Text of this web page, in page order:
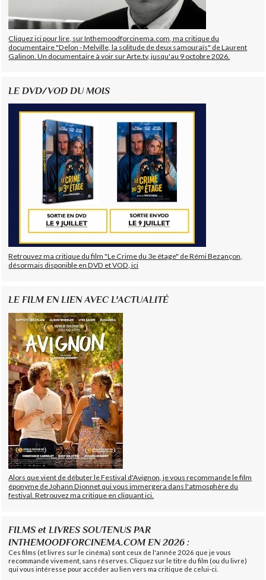
Cliquez ici pour lire, sur Inthemoodforcinema.com, ma critique du
documentaire "Delon - Melville, la solitude de deux samouraïs" de Laurent
Galinon. Un documentaire à voir sur Arte.tv, jusqu'au 9 octobre 2026.
LE DVD/VOD DU MOIS
Retrouvez ma critique du film "Le Crime du 3e étage" de Rémi Bezançon,
désormais disponible en DVD et VOD, ici
LE FILM EN LIEN AVEC L'ACTUALITÉ
Alors que vient de débuter le Festival d'Avignon, je vous recommande le film
éponyme de Johann Dionnet qui vous immergera dans l'atmosphère du
festival. Retrouvez ma critique en cliquant ici.
FILMS et LIVRES SOUTENUS PAR
INTHEMOODFORCINEMA.COM EN 2026 :
Ces films (et livres sur le cinéma) sont ceux de l'année 2026 que je vous
recommande vivement, sans réserves. Cliquez sur le titre du film (ou du livre)
qui vous intéresse pour accéder au lien vers ma critique de celui-ci.